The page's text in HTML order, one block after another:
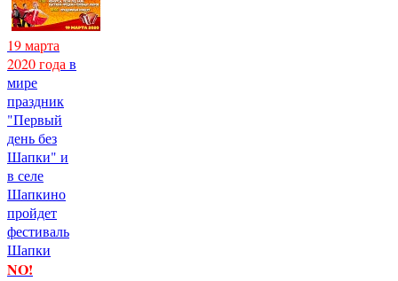
19 марта
2020 годав
мире
праздник
"Первый
день без
Шапки" и
в селе
Шапкино
пройдет
фестиваль
Шапки
NO!